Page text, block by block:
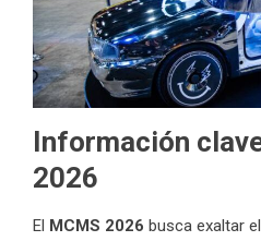
Información
2026
El MCMS 2026 busca exaltar